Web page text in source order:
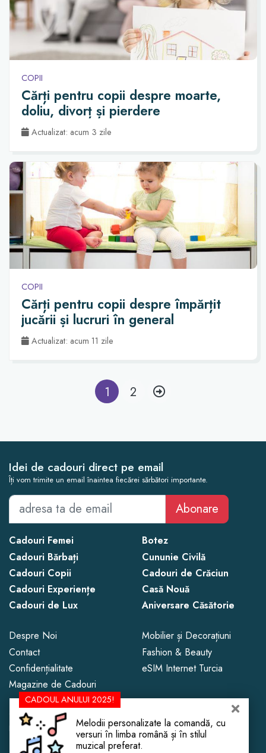
COPII
Cărți pentru copii despre moarte,
doliu, divorț și pierdere
Actualizat: acum 3 zile
COPII
Cărți pentru copii despre împărțit
jucării și lucruri în general
Actualizat: acum 11 zile
1 2
Idei de cadouri direct pe email
Îți vom trimite un email înaintea fiecărei sărbători importante.
Abonare
Cadouri Femei
Cadouri Bărbați
Cadouri Copii
Cadouri Experiențe
Cadouri de Lux
Botez
Cununie Civilă
Cadouri de Crăciun
Casă Nouă
Aniversare Căsătorie
Despre Noi
Contact
Confidențialitate
Magazine de Cadouri
Mobilier și Decorațiuni
Fashion & Beauty
eSIM Internet Turcia
Copyright © 2013 - 2026 CadoLand.
Este interzisă copierea conținutului fără menționarea sursei cu link.
CADOUL ANULUI 2025!
Melodii personalizate la comandă, cu
versuri în limba română și în stilul
muzical preferat.